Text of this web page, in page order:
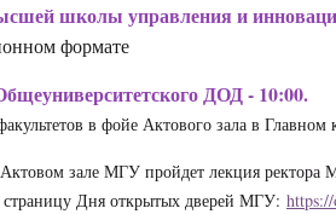
школы управления и
формате
ДОД - 10:00.
в фойе Актового зала в
зале МГУ пройдет лекция
Дня открытых дверей МГУ: